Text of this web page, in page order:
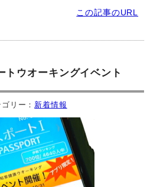
この記事のURL
トウオーキングイベント
リー： 新着情報